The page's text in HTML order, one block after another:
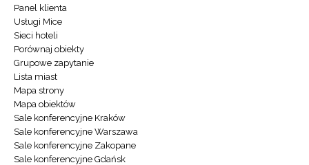
Panel klienta
Usługi Mice
Sieci hoteli
Porównaj obiekty
Grupowe zapytanie
Lista miast
Mapa strony
Mapa obiektów
Sale konferencyjne Kraków
Sale konferencyjne Warszawa
Sale konferencyjne Zakopane
Sale konferencyjne Gdańsk